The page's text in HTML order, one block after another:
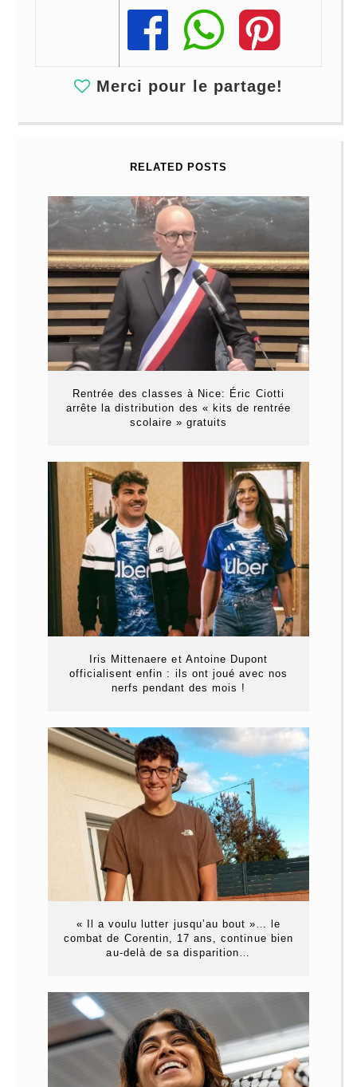
Share
Share
Share
Merci pour le partage!
RELATED POSTS
Rentrée des classes à Nice: Éric Ciotti
arrête la distribution des « kits de rentrée
scolaire » gratuits
Iris Mittenaere et Antoine Dupont
officialisent enfin : ils ont joué avec nos
nerfs pendant des mois !
« Il a voulu lutter jusqu’au bout »… le
combat de Corentin, 17 ans, continue bien
au-delà de sa disparition…